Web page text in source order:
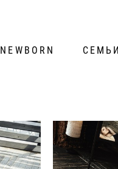
NEWBORN СЕМЬИ